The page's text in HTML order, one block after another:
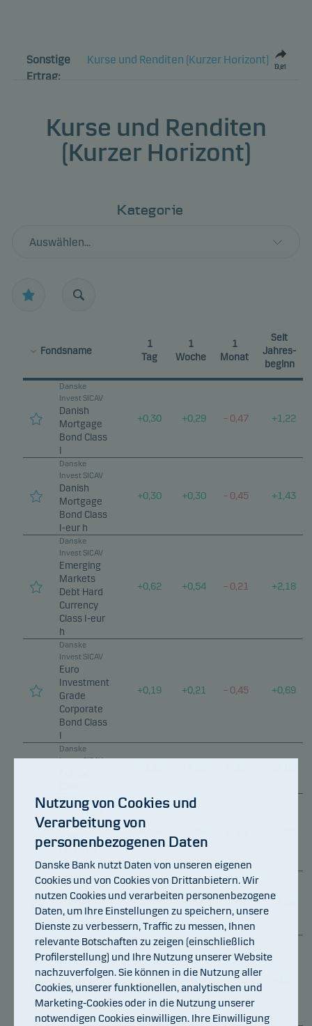
Sonstige
Ertrag:
Kurse und Renditen (Kurzer Horizont)
Del
Kurse und Renditen
(Kurzer Horizont)
Kategorie
Auswählen...
Fondsname
1
Tag
1
Woche
1
Monat
Seit
Jahres-
beginn
Danske
Invest SICAV
Danish
Mortgage
Bond Class
I
+0,30 +0,29 – 0,47 +1,22
Danske
Invest SICAV
Danish
Mortgage
Bond Class
I-eur h
+0,30 +0,30 – 0,45 +1,43
Danske
Invest SICAV
Emerging
Markets
Debt Hard
Currency
Class I-eur
h
+0,62 +0,54 – 0,21 +2,18
Danske
Invest SICAV
Euro
Investment
Grade
Corporate
Bond Class
I
+0,19 +0,21 – 0,45 +0,69
Danske
Invest SICAV
Danske
Invest SICAV
Europe
High
Dividend
Class I
Danske
Europe
Small Cap
Class I
+ 0,92 +1,88 +1,78 +
Danske
Invest SICAV
Inflation
Linked
Bond Class
I
–
0,09
0,64
Nutzung von Cookies und
Verarbeitung von
personenbezogenen Daten
Danske Bank nutzt Daten von unseren eigenen
Cookies und von Cookies von Drittanbietern. Wir
nutzen Cookies und verarbeiten personenbezogene
Daten, um Ihre Einstellungen zu speichern, unsere
Dienste zu verbessern, Traffic zu messen, Ihnen
relevante Botschaften zu zeigen (einschließlich
Profilerstellung) und Ihre Nutzung unserer Website
nachzuverfolgen. Sie können in die Nutzung aller
Cookies, unserer funktionellen, analytischen und
Marketing-Cookies oder in die Nutzung unserer
notwendigen Cookies einwilligen. Ihre Einwilligung